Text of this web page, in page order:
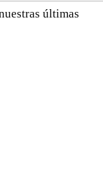
últimas